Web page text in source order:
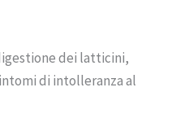
dei latticini,
di intolleranza al